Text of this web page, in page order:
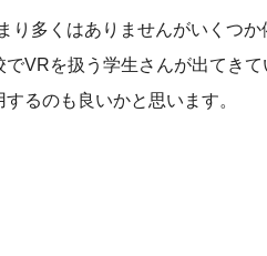
り多くはありませんがいくつか
VRを扱う学生さんが出てきて
るのも良いかと思います。